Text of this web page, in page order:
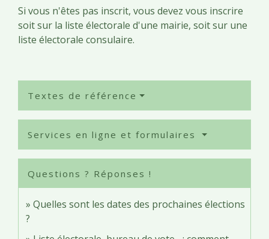
Si vous n'êtes pas inscrit, vous devez vous inscrire
soit sur la liste électorale d'une mairie, soit sur une
liste électorale consulaire.
Textes de référence
Services en ligne et formulaires
Questions ? Réponses !
Quelles sont les dates des prochaines élections
?